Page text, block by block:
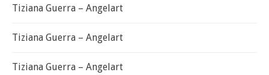
Tiziana Guerra – Angelart
Tiziana Guerra – Angelart
Tiziana Guerra – Angelart